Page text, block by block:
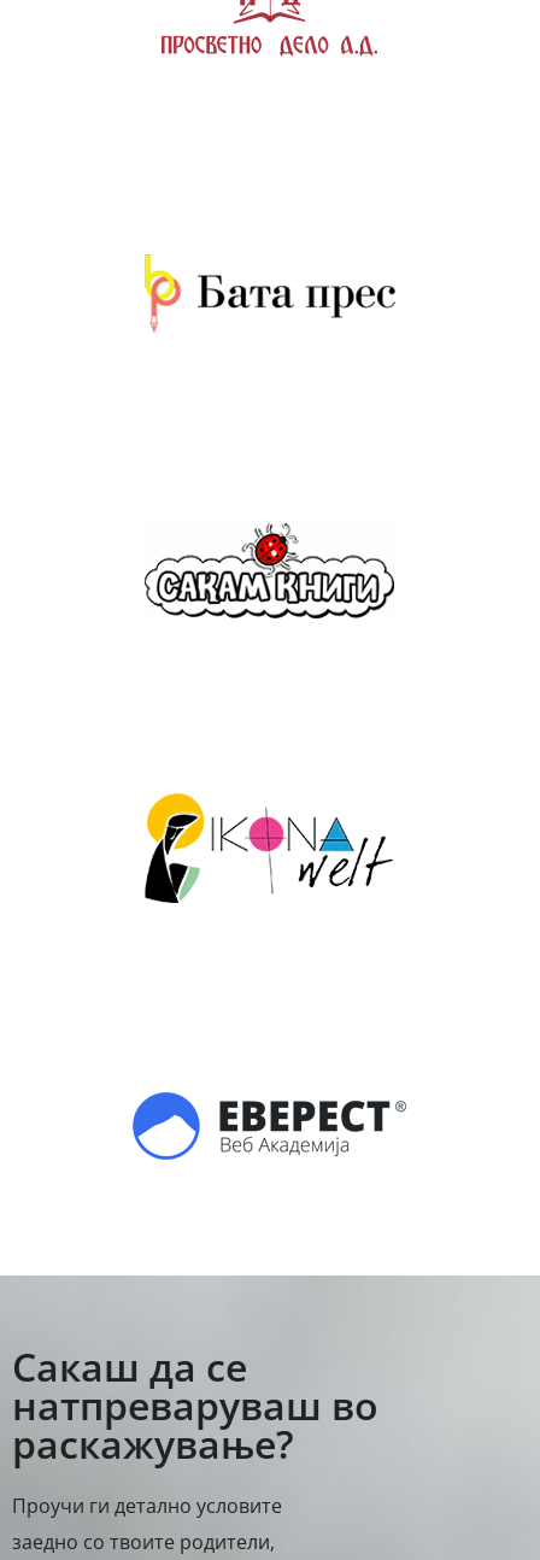
Сакаш да се
натпреваруваш во
раскажување?
Проучи ги детално условите
заедно со твоите родители,